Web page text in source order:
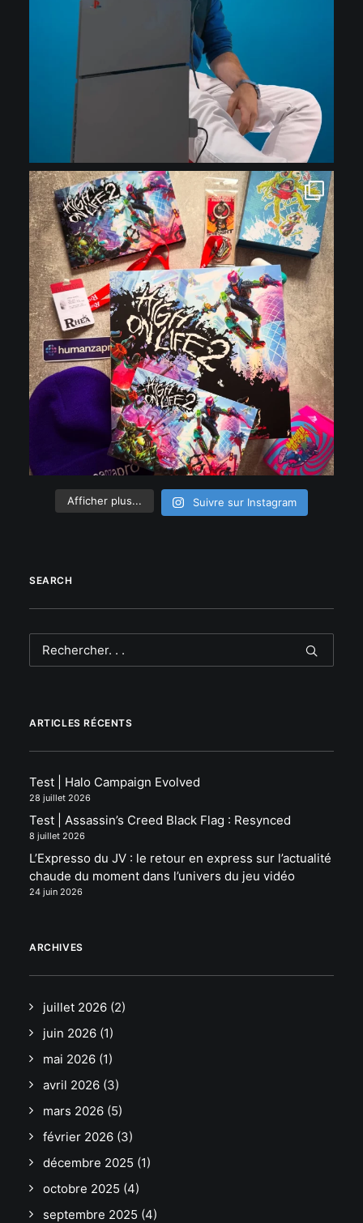
Afficher plus... Suivre sur Instagram
SEARCH
ARTICLES RÉCENTS
Test | Halo Campaign Evolved
28 juillet 2026
Test | Assassin’s Creed Black Flag : Resynced
8 juillet 2026
L’Expresso du JV : le retour en express sur l’actualité
chaude du moment dans l’univers du jeu vidéo
24 juin 2026
ARCHIVES
juillet 2026 (2)
juin 2026 (1)
mai 2026 (1)
avril 2026 (3)
mars 2026 (5)
février 2026 (3)
décembre 2025 (1)
octobre 2025 (4)
septembre 2025 (4)